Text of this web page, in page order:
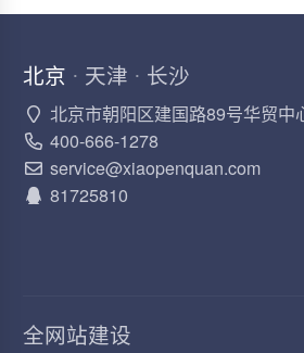
北京 · 天津 · 长沙
北京市朝阳区建国路89号华贸中
400-666-1278
service@xiaopenquan.com
81725810
全网站建设